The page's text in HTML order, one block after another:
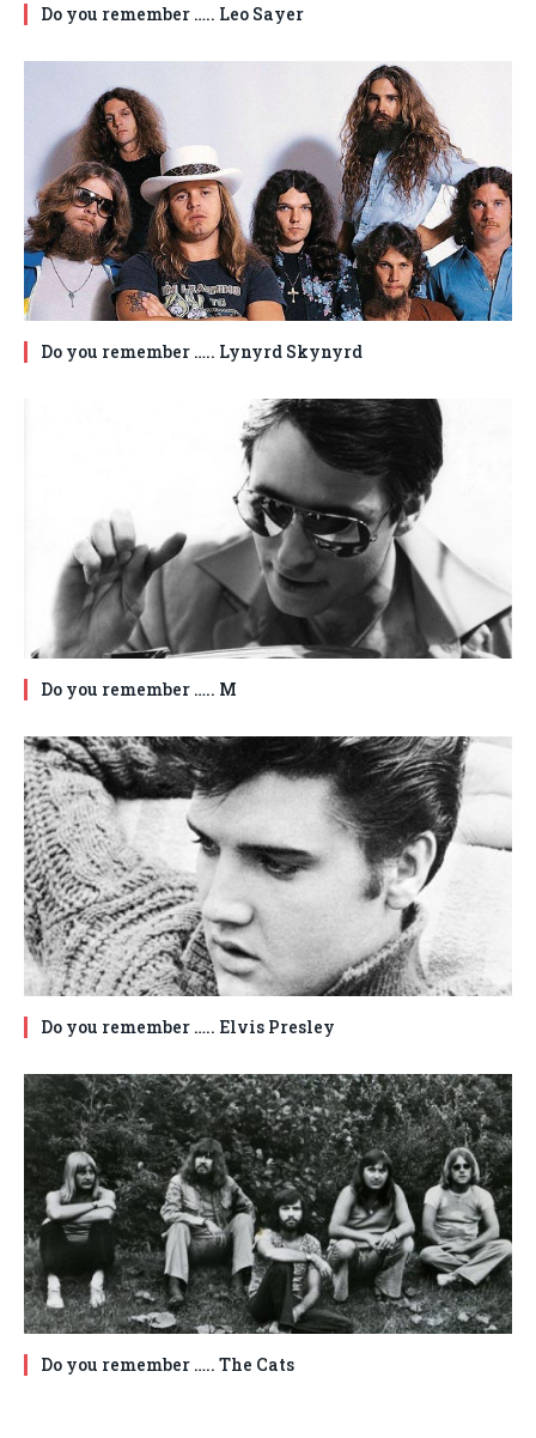
Do you remember ….. Leo Sayer
Do you remember ….. Lynyrd Skynyrd
Do you remember ….. M
Do you remember ….. Elvis Presley
Do you remember ….. The Cats